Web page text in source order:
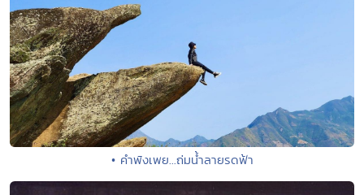
• คำพังเพย...ถ่มน้ำลายรดฟ้า